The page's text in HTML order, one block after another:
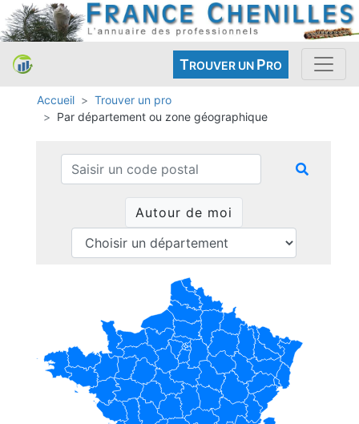
TROUVER UN PRO
Accueil
Trouver un pro
Par département ou zone géographique
Autour de moi